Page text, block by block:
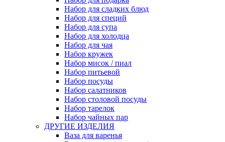
Набор для сладких блюд
Набор для специй
Набор для супа
Набор для холодца
Набор для чая
Набор кружек
Набор мисок / пиал
Набор питьевой
Набор посуды
Набор салатников
Набор столовой посуды
Набор тарелок
Набор чайных пар
ДРУГИЕ ИЗДЕЛИЯ
Ваза для варенья